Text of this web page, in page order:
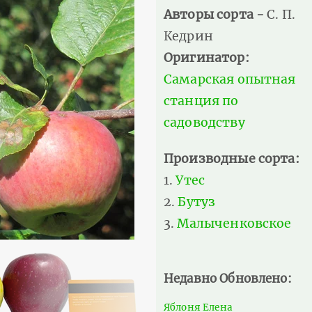
Авторы сорта -С. П.
Кедрин
Оригинатор:
Самарская опытная
станция по
садоводству
Производные сорта:
Утес
Бутуз
Малыченковское
Недавно Обновлено:
Яблоня Елена